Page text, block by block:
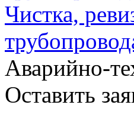
Чистка,
Аварийно-
Оставить